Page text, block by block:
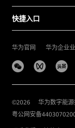
快捷入口
华为官网 华为企业
©2026 华为数字能
粤公网安备